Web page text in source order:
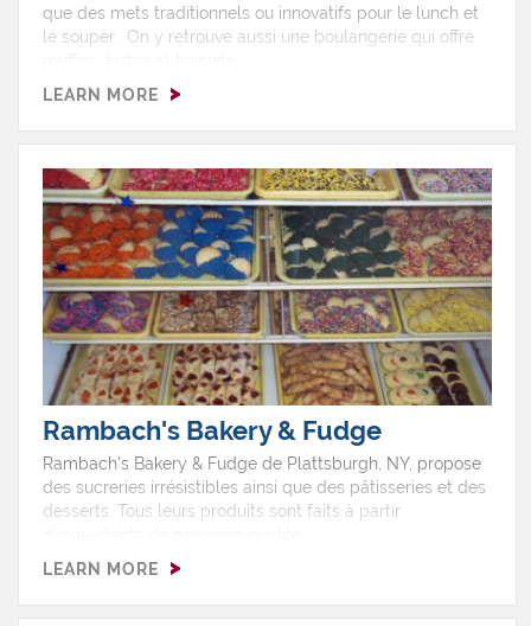
que des mets traditionnels ou innovatifs pour le lunch et
le souper. On y retrouve aussi une boulangerie qui offre
LEARN MORE
Rambach's Bakery & Fudge
Rambach's Bakery & Fudge de Plattsburgh, NY, propose
des sucreries irrésistibles ainsi que des pâtisseries et des
desserts. Tous leurs produits sont faits à partir
LEARN MORE